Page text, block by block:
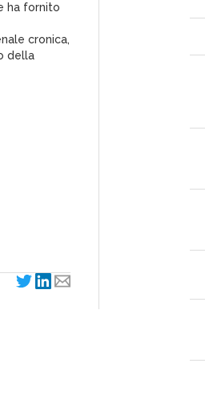
ha fornito
cronica,
della